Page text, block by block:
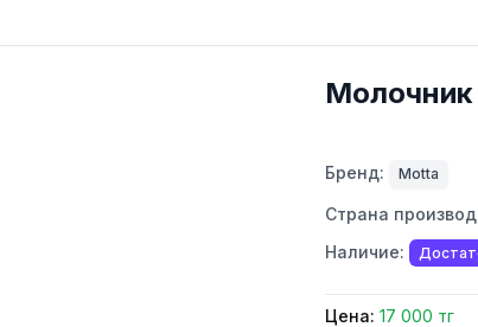
Бренд: Motta
Страна
Наличие:
Цена: 17 000 тг